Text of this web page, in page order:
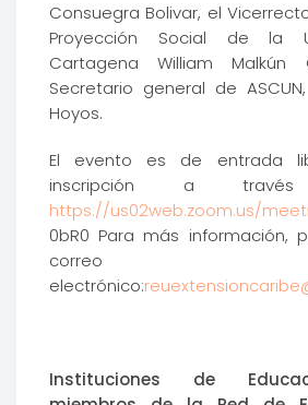
Consuegra Bolivar, el
Proyección Social de la
Cartagena William
Secretario general de
Hoyos.
El evento es de entrada
inscripción a
https://us02web.zoom.us/
0bR0 Para más información,
correo
electrónico:
Instituciones de